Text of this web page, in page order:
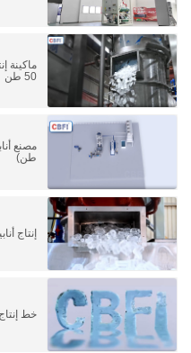
ماكينة
50 طن
طن)
إنتاج
خط